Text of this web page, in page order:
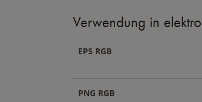
Verwendung in
EPS RGB
PNG RGB